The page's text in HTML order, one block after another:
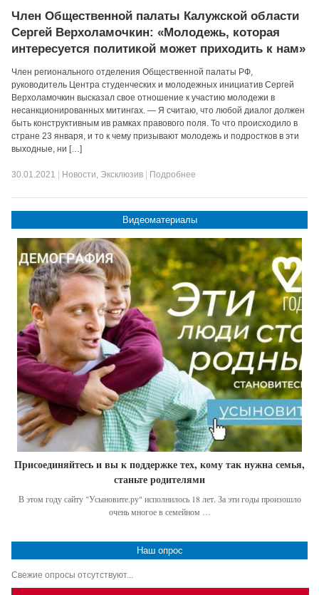
Член Общественной палаты Калужской области
Сергей Верхоламочкин: «Молодежь, которая
интересуется политикой может приходить к нам»
Член регионального отделения Общественной палаты РФ,
руководитель Центра студенческих и молодежных инициатив Сергей
Верхоламочкин высказал свое отношение к участию молодежи в
несанкционированных митингах. — Я считаю, что любой диалог должен
быть конструктивным ив рамках правового поля. То что происходило в
стране 23 января, и то к чему призывают молодежь и подростков в эти
выходные, ни […]
30.01.2021 Новости, Эксклюзив Подробнее
Видеоматериалы
Присоединяйтесь и вы к поддержке тех, кому так нужна семья,
станьте родителями
В этом году сайту "Усыновите.ру" исполнилось 18 лет. За эти годы произошло
очень многое в семейном …
Наш опрос
Свежие опросы отсутствуют...